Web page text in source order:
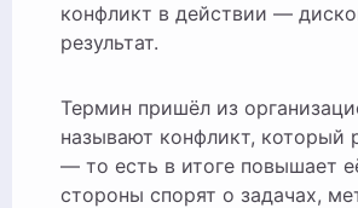
конфликт в действии —
результат.
Термин пришёл из
называют конфликт, который
— то есть в итоге повышает
стороны спорят о задачах,